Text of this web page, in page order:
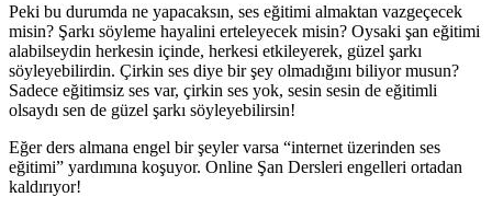
Peki bu durumda ne yapacaksın, ses eğitimi almaktan vazgeçecek
misin? Şarkı söyleme hayalini erteleyecek misin? Oysaki şan eğitimi
alabilseydin herkesin içinde, herkesi etkileyerek, güzel şarkı
söyleyebilirdin. Çirkin ses diye bir şey olmadığını biliyor musun?
Sadece eğitimsiz ses var, çirkin ses yok, sesin sesin de eğitimli
olsaydı sen de güzel şarkı söyleyebilirsin!
Eğer ders almana engel bir şeyler varsa “internet üzerinden ses
eğitimi” yardımına koşuyor. Online Şan Dersleri engelleri ortadan
kaldırıyor!